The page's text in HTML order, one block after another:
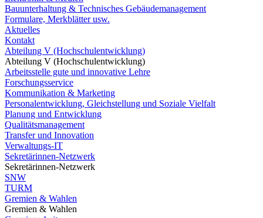
Bauunterhaltung & Technisches Gebäudemanagement
Formulare, Merkblätter usw.
Aktuelles
Kontakt
Abteilung V (Hochschulentwicklung)
Abteilung V (Hochschulentwicklung)
Arbeitsstelle gute und innovative Lehre
Forschungsservice
Kommunikation & Marketing
Personalentwicklung, Gleichstellung und Soziale Vielfalt
Planung und Entwicklung
Qualitätsmanagement
Transfer und Innovation
Verwaltungs-IT
Sekretärinnen-Netzwerk
Sekretärinnen-Netzwerk
SNW
TURM
Gremien & Wahlen
Gremien & Wahlen